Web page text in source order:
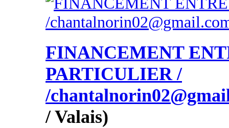
FINANCEMENT
PARTICULIER /
/
/ Valais)